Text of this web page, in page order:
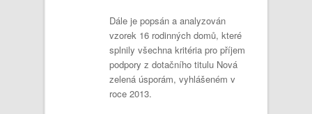
Dále je popsán a analyzován
vzorek 16 rodinných domů, které
splnily všechna kritéria pro příjem
podpory z dotačního titulu Nová
zelená úsporám, vyhlášeném v
roce 2013.